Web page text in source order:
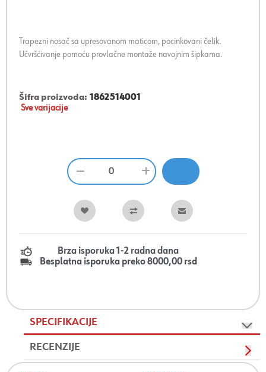
Trapezni nosač sa upresovanom maticom, pocinkovani čelik.
Učvršćivanje pomoću provlačne montaže navojnim šipkama.
Šifra proizvoda: 1862514001
Sve varijacije
Brza isporuka 1-2 radna dana
Besplatna isporuka preko 8000,00 rsd
SPECIFIKACIJE
RECENZIJE